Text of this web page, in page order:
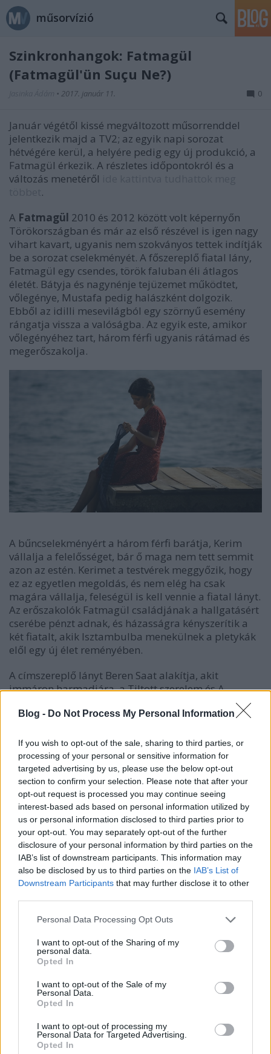
Blog - Do Not Process My Personal Information
If you wish to opt-out of the sale, sharing to third parties, or
processing of your personal or sensitive information for
targeted advertising by us, please use the below opt-out
section to confirm your selection. Please note that after your
opt-out request is processed you may continue seeing
interest-based ads based on personal information utilized by
us or personal information disclosed to third parties prior to
your opt-out. You may separately opt-out of the further
disclosure of your personal information by third parties on the
IAB’s list of downstream participants. This information may
also be disclosed by us to third parties on the IAB’s List of
Downstream Participants that may further disclose it to other
Please note that this website/app uses one or more Google
not limited to your visit or usage behaviour. You may click to
grant or deny consent to Google and its third-party tags to
use your data for below specified purposes in below Google
consent section.
Personal Data Processing Opt Outs
I want to opt-out of the Sharing of my
personal data.
Opted In
I want to opt-out of the Sale of my
Personal Data.
Opted In
I want to opt-out of processing my
Personal Data for Targeted Advertising.
Opted In
műsorvízió
Szinkronhangok: Fatmagül
(Fatmagül'ün Suçu Ne?)
• 2017. január 11. 0
Január végétől kissé megváltozott műsorrenddel
jelentkezik majd a TV2; az egyik napi sorozat
hétvégére kerül, a helyére pedig egy új produkció, a
Fatmagül érkezik. A részletes időpontokról és a
változás menetéről
.
A Fatmagül 2010 és 2012 között volt képernyőn
Törökországban és már az első részével is igen nagy
vihart kavart, ugyanis nem szokványos tettek indítják
be a sorozat cselekményét. A főszereplő fiatal lány,
Fatmagül egy csendes, török faluban éli átlagos
életét. Bátyja és nagynénje tejüzemet működtet,
vőlegénye, Mustafa pedig halászként dolgozik.
Ebből az idilli mesevilágból egy szörnyű esemény
rángatja vissza a valóságba. Az egyik este, amikor
vőlegényéhez tart, három férfi ugyanis rátámad és
megerőszakolja.
A bűncselekményért a három férfi barátja, Kerim
vállalja a felelősséget, bár ő maga nem tett semmit
azon az estén. Kerimet a testvérek meggyőzik, hogy
ez az egyetlen megoldás, és nem elég ha csak
magára vállalja, feleségül is kell vennie a fiatal lányt.
Az erőszakolók Fatmagül családjának a hallgatásért
cserébe pénzt adnak, és házasságra kényszerítik a
két fiatalt, akik Isztambulba menekülnek a pletykák
elől egy új élet reményében.
A címszereplő lányt Beren Saat alakítja, akit
immáron harmadjára, a Tiltott szerelem és A
szinkronizál
majd. Az erőszakot ártatlanul magára vállaló fiatal
pedig Horváth Illéslesz.A magyar hangok és a
stáb névsorát a TOVÁBB-ra kattintva tudjátok
elolvasni.
Fatmagül (Fatmagül'ün Suçu Ne?)
Beren Saat (Fatmagül) - Vágó Bernadett
Engin Akyürek( Kerim) -Horváth Illés
Esra Dermancıoğlu(Mukaddes) - Nádasi Veronika
Bülent Seyran(Rahmi ) -Elek Ferenc
Fırat Çelik(Mustafa) -Dolmány Attila
Sumru Yavrucuk(Nine mama) -Zsurzs Kati
Engin Öztürk(Selim) -Seszták Szabolcs
Kaan Taşaner( Erdogan ) -
Joó Gábor
Buğra Gülsoy (Vural) -Lengyel Tamás
Murat Daltaban(Münir) -Debreczeny Csaba
Musa Uzunlar(Resat
Deniz Türkali
Seda Güven( Meltem) -Sallai Nóra
Mehmet Uslu (Rifat) - Németh Gábor
Toygun Ateş(
Sacide Taşaner
Halide
Makay Andrea
Aziz Sarvan(Turaner) -Sótonyi Gábor
Veda Yurtsever İpek